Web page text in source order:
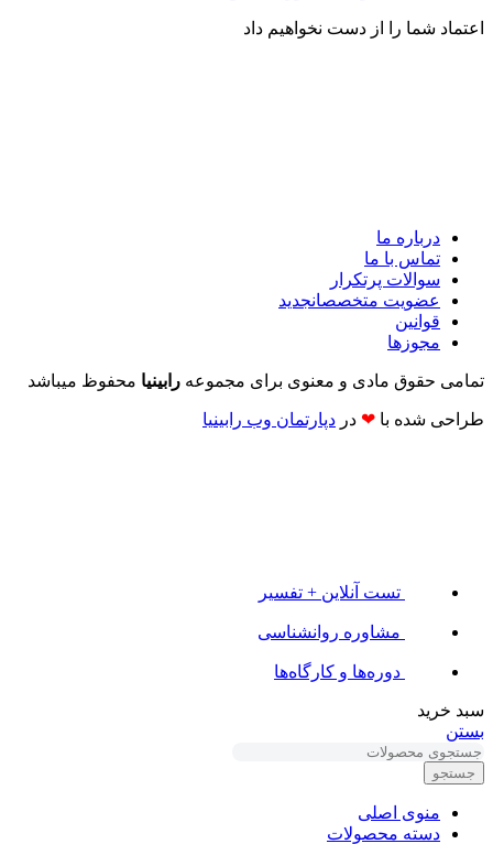
اعتماد شما را از دست نخواهیم داد
درباره ما
تماس با ما
سوالات پرتکرار
عضویت متخصصانجدید
قوانین
مجوزها
تمامی حقوق مادی و معنوی برای مجموعه رابینیا محفوظ میباشد
طراحی شده با ❤ در دپارتمان وب رابینیا​​
تست آنلاین + تفسیر
مشاوره روانشناسی
دوره‌ها و کارگاه‌ها
سبد خرید
بستن
جستجو
منوی اصلی
دسته محصولات